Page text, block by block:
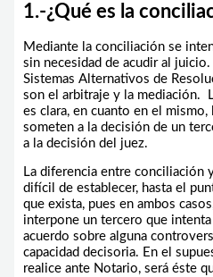
1.-¿Qué es la
Mediante la conciliación se
sin necesidad de acudir al
Sistemas Alternativos de
son el arbitraje y la mediación.
es clara, en cuanto en el
someten a la decisión de un
a la decisión del juez.
La diferencia entre conciliación
difícil de establecer, hasta el
que exista, pues en ambos
interpone un tercero que
acuerdo sobre alguna
capacidad decisoria. En el
realice ante Notario, será éste